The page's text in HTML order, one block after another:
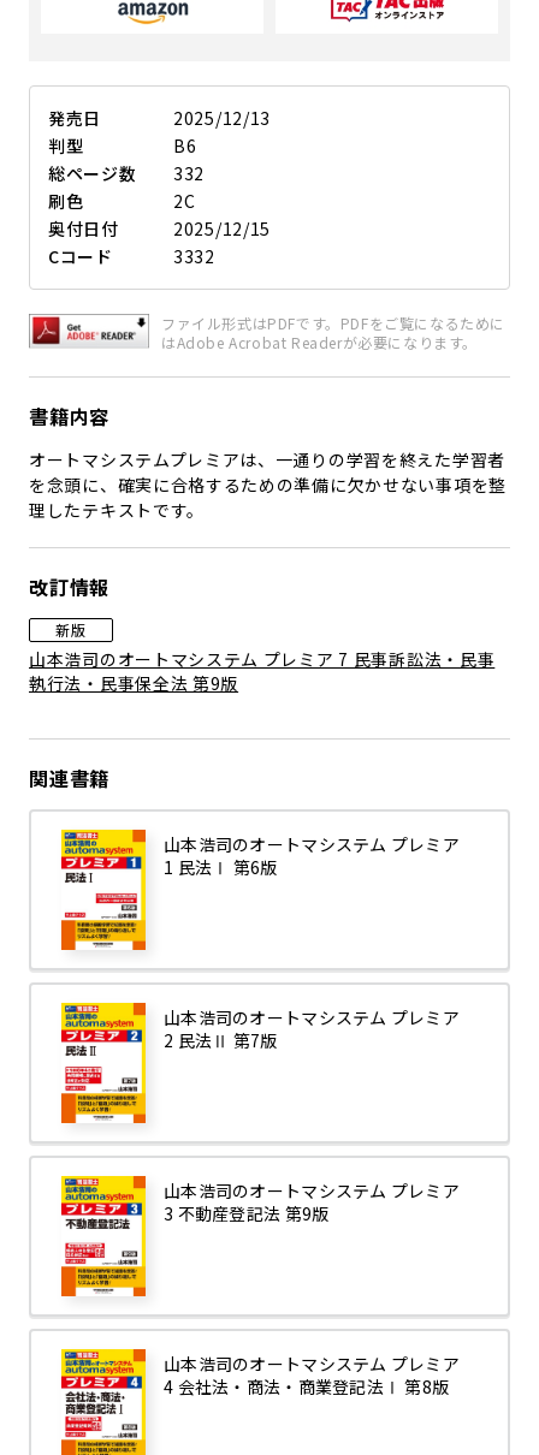
発売日
2025/12/13
判型
B6
総ページ数
332
刷色
2C
奥付日付
2025/12/15
Cコード
3332
ファイル形式はPDFです。PDFをご覧になるために
はAdobe Acrobat Readerが必要になります。
書籍内容
オートマシステムプレミアは、一通りの学習を終えた学習者
を念頭に、確実に合格するための準備に欠かせない事項を整
理したテキストです。
改訂情報
新版
山本浩司のオートマシステム プレミア 7 民事訴訟法・民事
執行法・民事保全法 第9版
関連書籍
山本浩司のオートマシステム プレミア
1 民法Ⅰ 第6版
山本浩司のオートマシステム プレミア
2 民法Ⅱ 第7版
山本浩司のオートマシステム プレミア
3 不動産登記法 第9版
山本浩司のオートマシステム プレミア
4 会社法・商法・商業登記法Ⅰ 第8版